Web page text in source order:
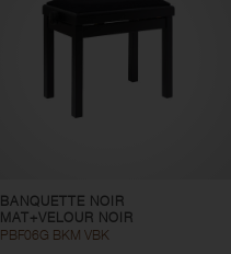
BANQUETTE NOIR
MAT+VELOUR NOIR
PBF06G BKM VBK